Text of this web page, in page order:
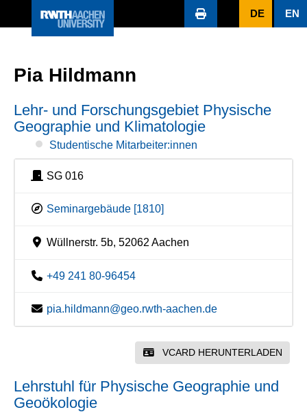
DE EN
Pia Hildmann
Lehr- und Forschungsgebiet Physische
Geographie und Klimatologie
Studentische Mitarbeiter:innen
SG 016
Seminargebäude [1810]
Wüllnerstr. 5b, 52062 Aachen
+49 241 80-96454
pia.hildmann@geo.rwth-aachen.de
VCARD HERUNTERLADEN
Lehrstuhl für Physische Geographie und
Geoökologie